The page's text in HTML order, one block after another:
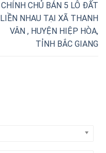
CHÍNH CHỦ BÁN 5 LÔ ĐẤT
LIỀN NHAU TẠI XÃ THANH
VÂN , HUYỆN HIỆP HÒA,
TỈNH BẮC GIANG